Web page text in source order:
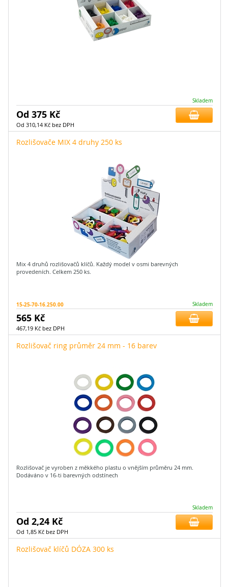
Skladem
Od 375 Kč
Od 310,14 Kč bez DPH
Rozlišovače MIX 4 druhy 250 ks
Mix 4 druhů rozlišovačů klíčů. Každý model v osmi barevných
provedeních. Celkem 250 ks.
15-25-70-16.250.00 Skladem
565 Kč
467,19 Kč bez DPH
Rozlišovač ring průměr 24 mm - 16 barev
Rozlišovač je vyroben z měkkého plastu o vnějším průměru 24 mm.
Dodáváno v 16-ti barevných odstínech
Skladem
Od 2,24 Kč
Od 1,85 Kč bez DPH
Rozlišovač klíčů DÓZA 300 ks